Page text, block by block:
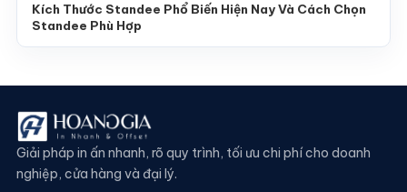
Kích Thước Standee Phổ Biến Hiện Nay Và Cách Chọn
Standee Phù Hợp
Giải pháp in ấn nhanh, rõ quy trình, tối ưu chi phí cho doanh
nghiệp, cửa hàng và đại lý.